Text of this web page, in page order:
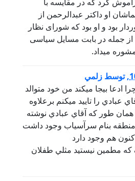
او داکتر عبدالرحمن از
بود و او بود که شورای نظار
جمله در بابت مسایل سیاسی
میداد.
,توسط زلمي
ادعا بيجا ميكند من خود متوالد
را تاييد ميكنم برعلاوه
سر آسياب چهادهي ٬ همان طور كه آقاي عبادي نوشته
منطقه بنام سرآسياب وجود داشت
هم وجود دارد
مطمين نيستيد مثلي طفلان